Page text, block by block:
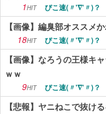
生活
アダルト
その他
RSS配信一覧
1HIT ぴこ速(〃'∇'〃)？
【画像】編臭部オススメ
18HIT ぴこ速(〃'∇'〃)？
【画像】なろうの王様キ
ｗｗ
9HIT ぴこ速(〃'∇'〃)？
【悲報】ヤニねこで抜け